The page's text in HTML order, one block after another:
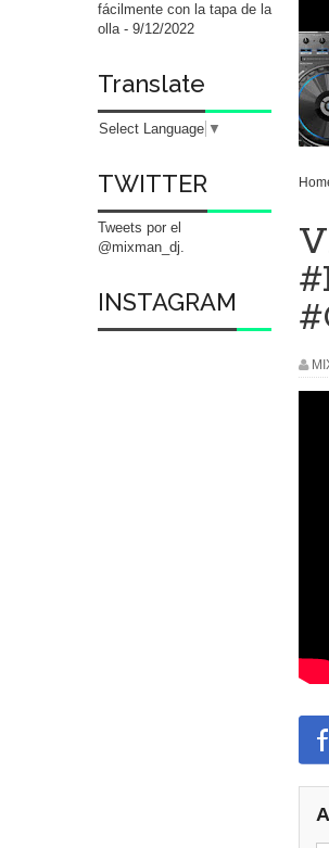
fácilmente con la tapa de la
olla- 9/12/2022
Translate
Select Language ▼
TWITTER
Tweets por el
@mixman_dj.
INSTAGRAM